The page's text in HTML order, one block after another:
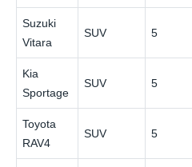
Suzuki
Vitara
SUV 5
Kia
Sportage
SUV 5
Toyota
RAV4
SUV 5